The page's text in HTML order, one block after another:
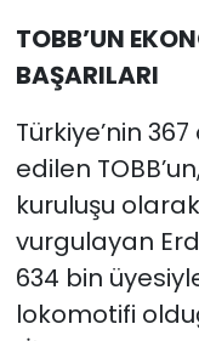
TOBB’UN
BAŞARILARI
Türkiye’nin
edilen
kuruluşu
vurgulayan
634 bin
lokomotifi